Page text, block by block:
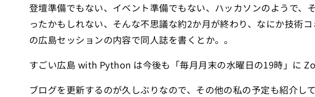
登壇準備でもない、イベント準備でもない、ハッカソンのようで
ったかもしれない、そんな不思議な約2か月が終わり、なにか技術
の広島セッションの内容で同人誌を書くとか。。
すごい広島 with Python は今後も「毎月月末の水曜日の19時」に
ブログを更新するのが久しぶりなので、その他の私の予定も紹介し